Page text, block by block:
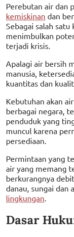
Perebutan air dan
kemiskinan dan
Sebagai salah satu
menimbulkan
terjadi krisis.
Apalagi air bersih
manusia,
kuantitas dan
Kebutuhan akan
berbagai negara,
penduduk yang
muncul karena
persediaan.
Permintaan yang
air yang memang
berkurangnya
danau, sungai dan
lingkungan
Dasar